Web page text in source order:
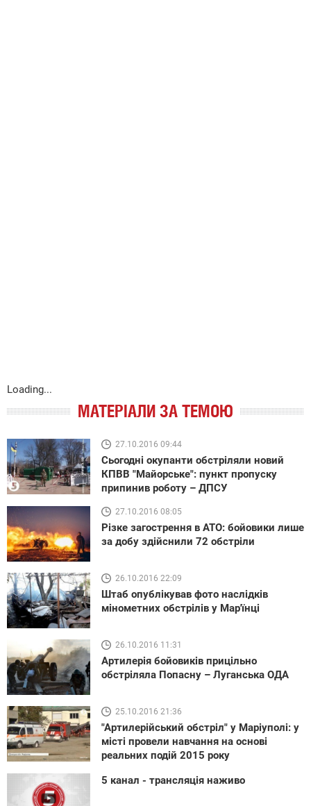
Loading...
МАТЕРІАЛИ ЗА ТЕМОЮ
27.10.2016 09:44
Сьогодні окупанти обстріляли новий
КПВВ "Майорське": пункт пропуску
припинив роботу – ДПСУ
27.10.2016 08:05
Різке загострення в АТО: бойовики лише
за добу здійснили 72 обстріли
26.10.2016 22:09
Штаб опублікував фото наслідків
мінометних обстрілів у Мар'їнці
26.10.2016 11:31
Артилерія бойовиків прицільно
обстріляла Попасну – Луганська ОДА
25.10.2016 21:36
"Артилерійський обстріл" у Маріуполі: у
місті провели навчання на основі
реальних подій 2015 року
5 канал - трансляція наживо